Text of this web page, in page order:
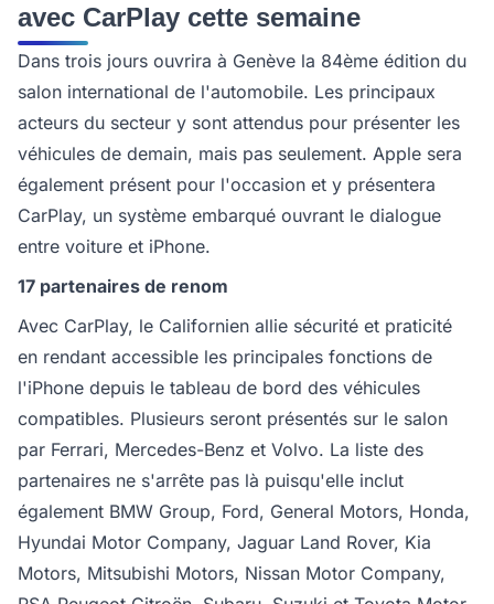
avec CarPlay cette semaine
Dans trois jours ouvrira à Genève la 84ème édition du
salon international de l'automobile. Les principaux
acteurs du secteur y sont attendus pour présenter les
véhicules de demain, mais pas seulement. Apple sera
également présent pour l'occasion et y présentera
CarPlay, un système embarqué ouvrant le dialogue
entre voiture et iPhone.
17 partenaires de renom
Avec CarPlay, le Californien allie sécurité et praticité
en rendant accessible les principales fonctions de
l'iPhone depuis le tableau de bord des véhicules
compatibles. Plusieurs seront présentés sur le salon
par Ferrari, Mercedes-Benz et Volvo. La liste des
partenaires ne s'arrête pas là puisqu'elle inclut
également BMW Group, Ford, General Motors, Honda,
Hyundai Motor Company, Jaguar Land Rover, Kia
Motors, Mitsubishi Motors, Nissan Motor Company,